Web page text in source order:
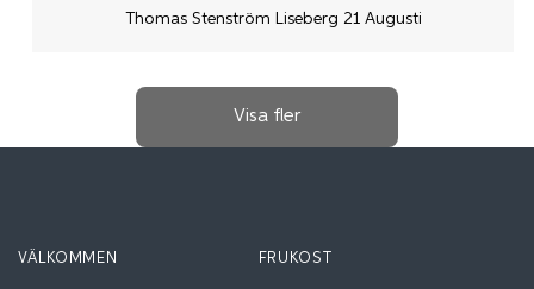
Thomas Stenström Liseberg 21 Augusti
VÄLKOMMEN FRUKOST